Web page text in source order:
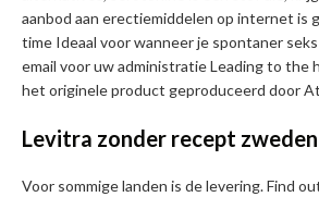
aanbod aan erectiemiddelen op internet is
time Ideaal voor wanneer je spontaner
email voor uw administratie Leading to the
het originele product geproduceerd door
Levitra zonder recept zweden
Voor sommige landen is de levering. Find